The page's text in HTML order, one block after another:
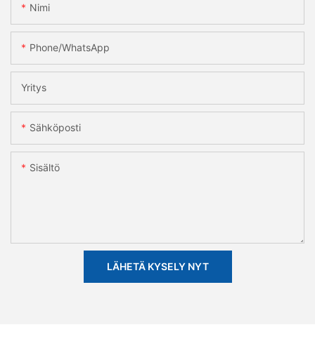
Nimi
Phone/whatsApp
Yritys
Sähköposti
Sisältö
LÄHETÄ KYSELY NYT